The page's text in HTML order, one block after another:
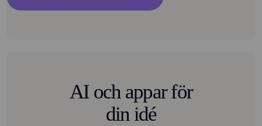
AI och appar för
din idé